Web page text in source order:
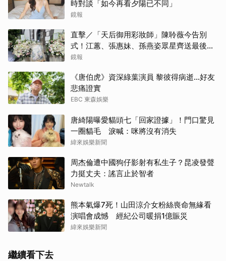
時對談「如今再看夕陽已不同」
鏡報
直擊／「天后御用彩妝師」陳聆薇今告別
式！江蕙、張惠妹、孫燕姿眾星齊送最後祝
福
鏡報
《唐伯虎》資深綠葉演員 黎彼得病逝...好友
悲痛證實
EBC 東森娛樂
唐綺陽曝愛貓頭七「回家證據」！門口驚見
一圈貓毛 淚喊：咪將沒有消失
緯來娛樂新聞
周杰倫遭中國狗仔影射有私生子？昆凌發聲
力挺丈夫：謠言止於智者
Newtalk
熊本氣爆7死！山田涼介女粉絲喪命無緣看
演唱會成憾 經紀公司暖捐1億賑災
緯來娛樂新聞
繼續看下去